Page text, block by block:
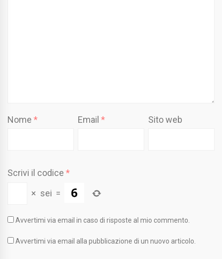
Nome * Email* Sito web
Scrivi il codice *
× sei =
Avvertimi via email in caso di risposte al mio commento.
Avvertimi via email alla pubblicazione di un nuovo articolo.